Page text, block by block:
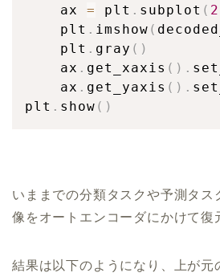
    ax
= plt . subplot ( 2
    plt
. imshow (
    plt
. gray ( )
    ax
. get_xaxis ( ) .
    ax
. get_yaxis ( ) .
plt . show ( )
いままでの分類タスクや予測タ
像をオートエンコーダにかけて復
結果は以下のようになり、上が元